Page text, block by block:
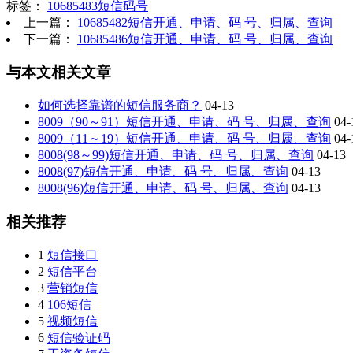
标签： 10685483短信码号
上一篇： 10685482短信开通、申请、码 号、归属、查询
下一篇： 10685486短信开通、申请、码 号、归属、查询
与本文相关文章
如何选择靠谱的短信服务商？ 04-13
8009（90～91）短信开通、申请、码 号、归属、查询 04-
8009（11～19）短信开通、申请、码 号、归属、查询 04-
8008(98～99)短信开通、申请、码 号、归属、查询 04-13
8008(97)短信开通、申请、码 号、归属、查询 04-13
8008(96)短信开通、申请、码 号、归属、查询 04-13
相关推荐
1 短信接口
2 短信平台
3 营销短信
4 106短信
5 视频短信
6 短信验证码